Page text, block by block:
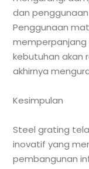
dan
Penggunaan
memperpanjang
kebutuhan akan
akhirnya
Kesimpulan
Steel grating
inovatif yang
pembangunan